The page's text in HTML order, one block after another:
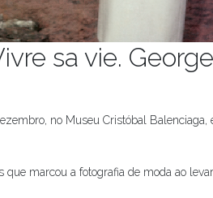
sa vie.
no Museu Cristóbal Balenciaga,
que marcou a fotografia de moda ao